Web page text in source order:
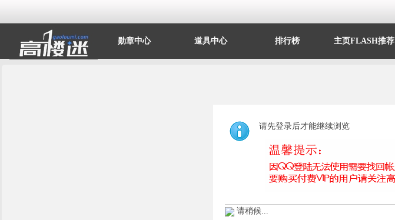
勋章中心 道具中心 排行榜 主页FLASH推荐
请先登录后才能继续浏览
请稍候...